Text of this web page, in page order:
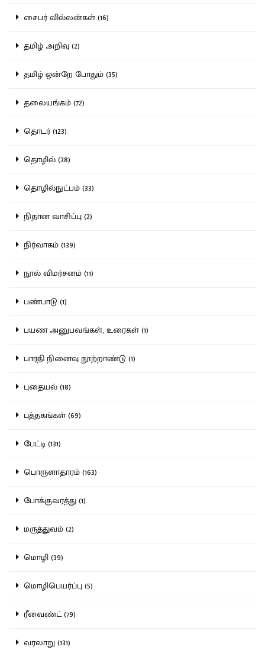
சைபர் வில்லன்கள் (16)
தமிழ் அறிவு (2)
தமிழ் ஒன்றே போதும் (35)
தலையங்கம் (72)
தொடர் (123)
தொழில் (38)
தொழில்நுட்பம் (33)
நிதான வாசிப்பு (2)
நிர்வாகம் (139)
நூல் விமர்சனம் (11)
பண்பாடு (1)
பயண அனுபவங்கள், உரைகள் (1)
பாரதி நினைவு நூற்றாண்டு (1)
புதையல் (18)
புத்தகங்கள் (69)
பேட்டி (131)
பொருளாதாரம் (163)
போக்குவரத்து (1)
மருத்துவம் (2)
மொழி (39)
மொழிபெயர்ப்பு (5)
ரீவைண்ட் (79)
வரலாறு (131)